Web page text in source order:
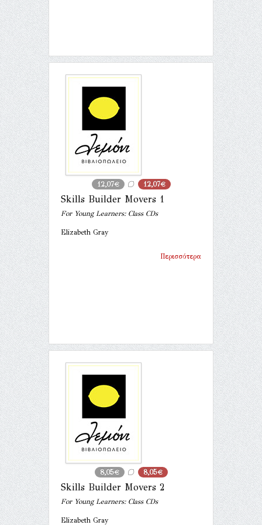
12,07€ 12,07€
Skills Builder Movers 1
For Young Learners: Class CDs
Elizabeth Gray
Περισσότερα
8,05€ 8,05€
Skills Builder Movers 2
For Young Learners: Class CDs
Elizabeth Gray